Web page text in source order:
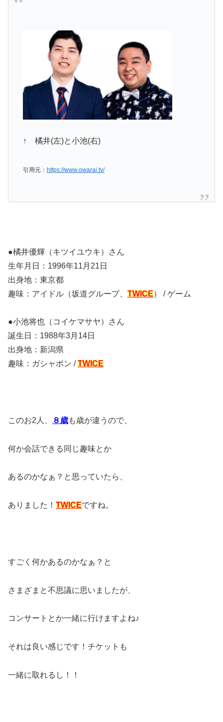
↑ 橘井(左)と小池(右)
引用元： https://www.owarai.tv/
●橘井優輝（キツイユウキ）さん
生年月日：1996年11月21日
出身地：東京都
趣味：アイドル（坂道グループ、 TWICE） / ゲーム
●小池将也（コイケマサヤ）さん
誕生日：1988年3月14日
出身地：新潟県
趣味：ガシャポン /TWICE
このお2人、 ８歳も歳が違うので、
何か会話できる同じ趣味とか
あるのかなぁ？と思っていたら、
ありました！ TWICEですね。
すごく何かあるのかなぁ？と
さまざまと不思議に思いましたが、
コンサートとか一緒に行けますよね♪
それは良い感じです！チケットも
一緒に取れるし！！